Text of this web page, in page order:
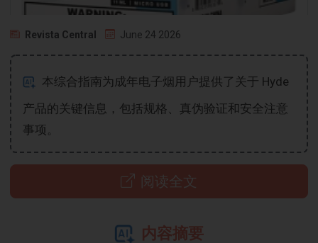
Revista Central June 24 2026
本综合指南为成年电子烟用户提供了关于 Hyde
产品的关键信息，包括规格、真伪验证和安全注意
事项。
阅读全文
内容摘要